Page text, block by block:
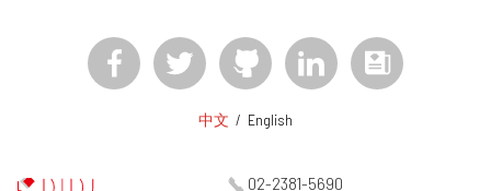
中文 / English
02-2381-5690